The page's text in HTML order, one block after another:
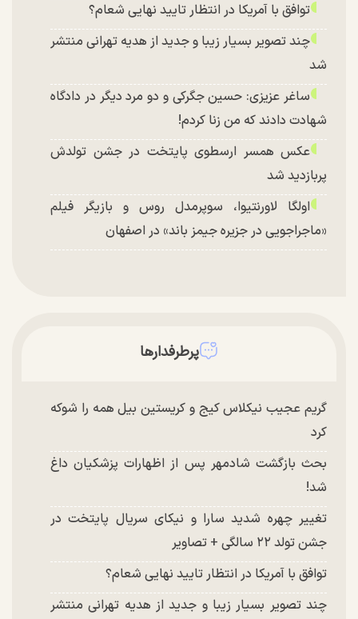
توافق با آمریکا در انتظار تایید نهایی شعام؟
چند تصویر بسیار زیبا و جدید از هدیه تهرانی منتشر
شد
ساغر عزیزی: حسین جگرکی و دو مرد دیگر در دادگاه
شهادت دادند که من زنا کردم!
عکس همسر ارسطوی پایتخت در جشن تولدش
پربازدید شد
اولگا لاورنتیوا، سوپرمدل روس و بازیگر فیلم
«ماجراجویی در جزیره جیمز باند» در اصفهان
پرطرفدارها
گریم عجیب نیکلاس کیج و کریستین بیل همه را شوکه
کرد
بحث بازگشت شادمهر پس از اظهارات پزشکیان داغ
شد!
تغییر چهره شدید سارا و نیکای سریال پایتخت در
جشن تولد ۲۲ سالگی + تصاویر
توافق با آمریکا در انتظار تایید نهایی شعام؟
چند تصویر بسیار زیبا و جدید از هدیه تهرانی منتشر